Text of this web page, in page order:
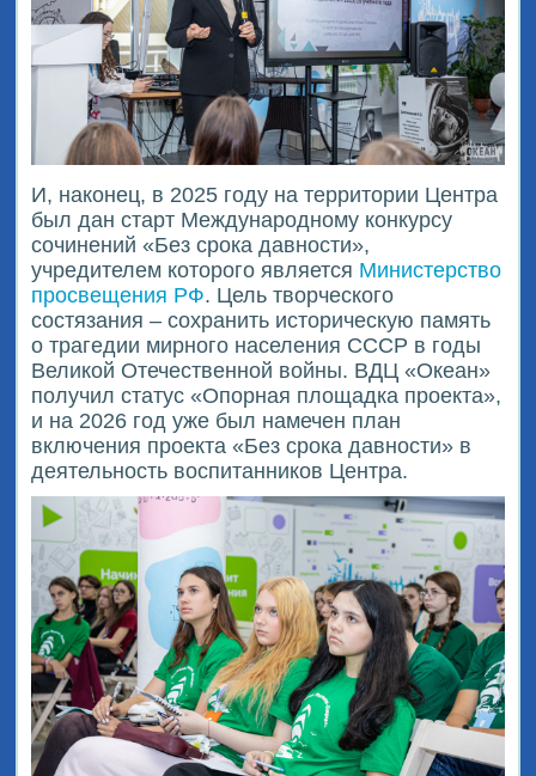
И, наконец, в 2025 году на территории Центра
был дан старт Международному конкурсу
сочинений «Без срока давности»,
учредителем которого является Министерство
просвещения РФ. Цель творческого
состязания – сохранить историческую память
о трагедии мирного населения СССР в годы
Великой Отечественной войны. ВДЦ «Океан»
получил статус «Опорная площадка проекта»,
и на 2026 год уже был намечен план
включения проекта «Без срока давности» в
деятельность воспитанников Центра.